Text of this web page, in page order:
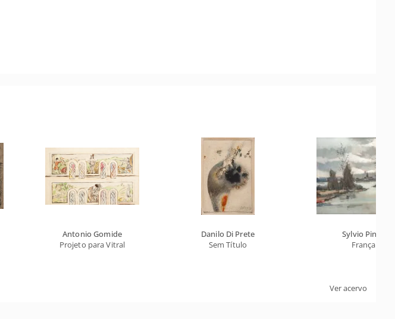
Antonio Gomide
Projeto para Vitral
Danilo Di Prete
Sem Título
Sylvio Pinto
França
Ver acervo